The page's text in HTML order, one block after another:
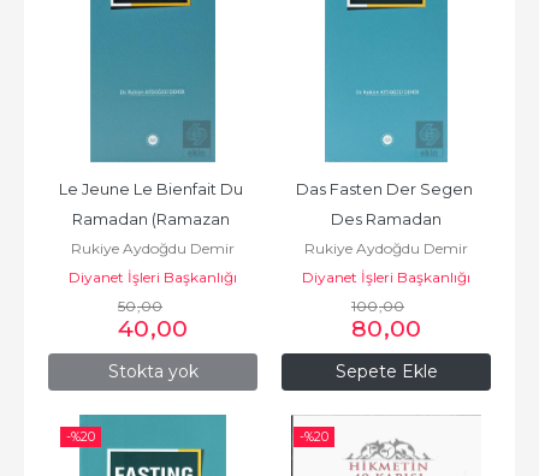
Stokta yok
Le Jeune Le Bienfait Du
Ramadan (Ramazan
Bereketi
Rukiye Aydoğdu Demir
Diyanet İşleri Başkanlığı
50,00
40,00
Sepete Ekle
Das Fasten Der Segen
Des Ramadan
Rukiye Aydoğdu Demir
Diyanet İşleri Başkanlığı
100,00
80,00
-%20 -%20